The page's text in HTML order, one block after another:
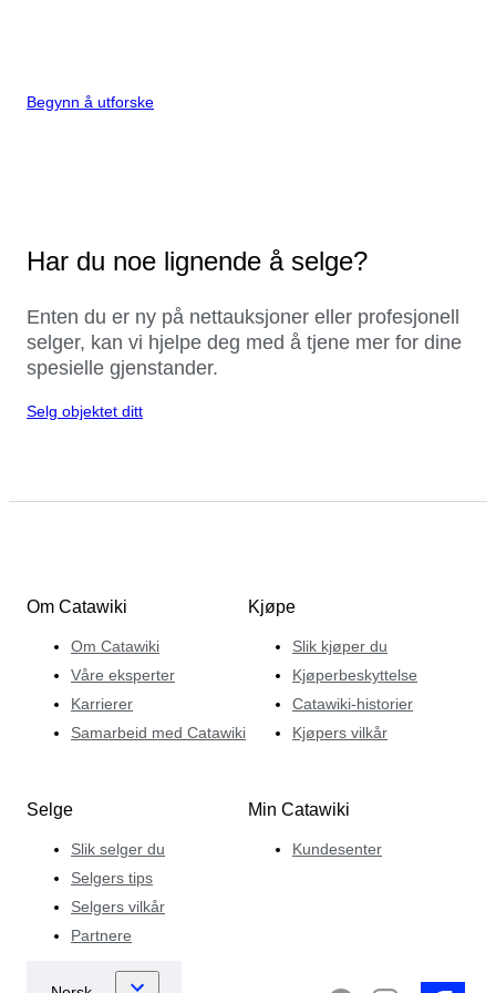
Begynn å utforske
Har du noe lignende å selge?
Enten du er ny på nettauksjoner eller profesjonell
selger, kan vi hjelpe deg med å tjene mer for dine
spesielle gjenstander.
Selg objektet ditt
Om Catawiki
Om Catawiki
Våre eksperter
Karrierer
Samarbeid med Catawiki
Kjøpe
Slik kjøper du
Kjøperbeskyttelse
Catawiki-historier
Kjøpers vilkår
Selge
Slik selger du
Selgers tips
Selgers vilkår
Partnere
Min Catawiki
Kundesenter